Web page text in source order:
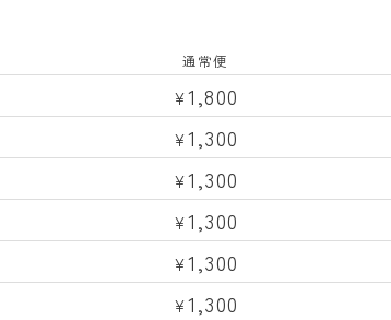
通常便
¥1,800
¥1,300
¥1,300
¥1,300
¥1,300
¥1,300